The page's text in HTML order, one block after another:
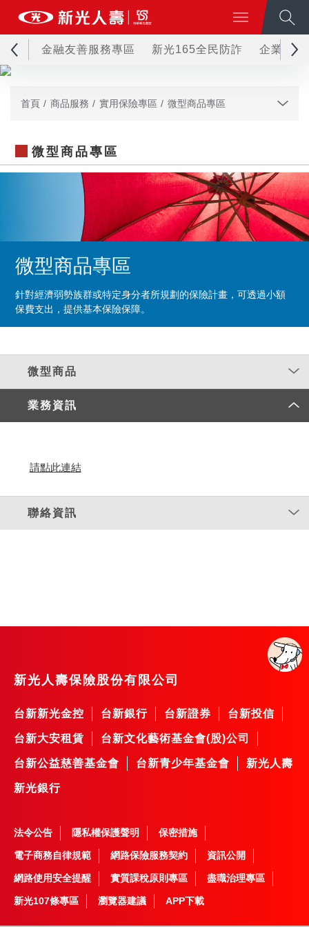
金融友善服務專區 新光165全民防詐 企業永續
首頁 商品服務 實用保險專區 微型商品專區
微型商品專區
微型商品專區
針對經濟弱勢族群或特定身分者所規劃的保險計畫，可透過小額
保費支出，提供基本保險保障。
微型商品
業務資訊
請點此連結
聯絡資訊
新光人壽保險股份有限公司
台新新光金控 台新銀行 台新證券 台新投信
台新大安租賃 台新文化藝術基金會(股)公司
台新公益慈善基金會 台新青少年基金會 新光人壽
新光銀行
法令公告 隱私權保護聲明 保密措施
電子商務自律規範 網路保險服務契約 資訊公開
網路使用安全提醒 實質課稅原則專區 盡職治理專區
新光107條專區 瀏覽器建議 APP下載